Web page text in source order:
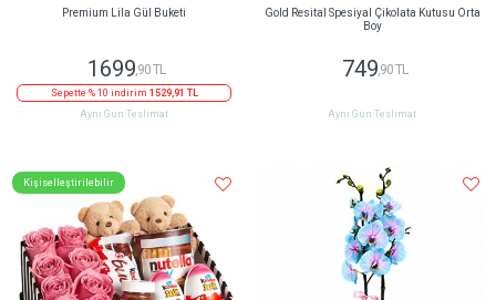
Premium Lila Gül Buketi
1699,90 TL
Sepette % 10 indirim 1529,91 TL
Aynı Gün Teslimat
Gold Resital Spesiyal Çikolata Kutusu Orta
Boy
749,90 TL
Aynı Gün Teslimat
Kişiselleştirilebilir